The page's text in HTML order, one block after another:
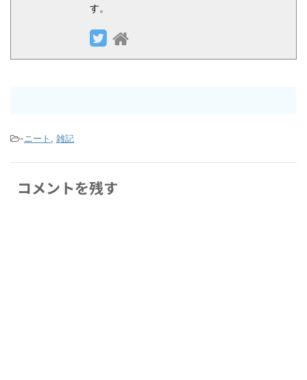
す。
-ニート , 雑記
コメントを残す